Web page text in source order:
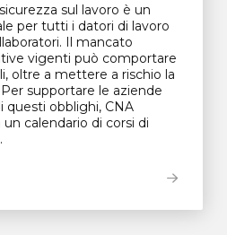
sul lavoro è un
per tutti i datori di lavoro
Il mancato
vigenti può comportare
oltre a mettere a rischio la
supportare le aziende
questi obblighi, CNA
calendario di corsi di